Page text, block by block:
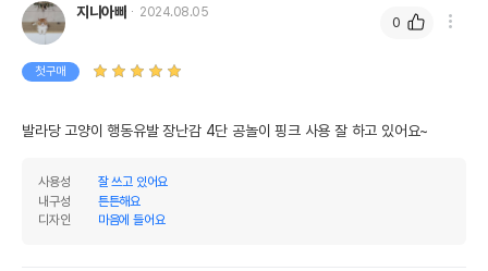
지니아빠 2024.08.05
첫구매
발라당 고양이 행동유발 장난감 4단 공놀이 핑크 사용 잘 하고 있어요~
사용성
잘 쓰고 있어요
내구성
튼튼해요
디자인
마음에 들어요
0